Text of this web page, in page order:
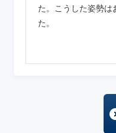
た。こうした姿勢は
た。